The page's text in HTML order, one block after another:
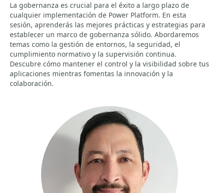
La gobernanza es crucial para el éxito a largo plazo de
cualquier implementación de Power Platform. En esta
sesión, aprenderás las mejores prácticas y estrategias para
establecer un marco de gobernanza sólido. Abordaremos
temas como la gestión de entornos, la seguridad, el
cumplimiento normativo y la supervisión continua.
Descubre cómo mantener el control y la visibilidad sobre tus
aplicaciones mientras fomentas la innovación y la
colaboración.